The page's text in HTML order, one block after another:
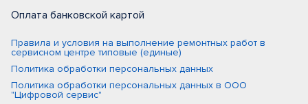
Оплата банковской картой
Правила и условия на выполнение ремонтных работ в
сервисном центре типовые (единые)
Политика обработки персональных данных
Политика обработки персональных данных в ООО
"Цифровой сервис"